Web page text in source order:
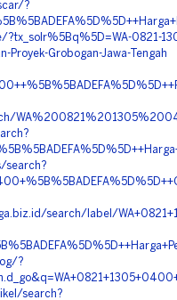
?
?tx_solr%5Bq%5D=WA-0821-
Proyek-Grobogan-Jawa-Tengah
search?
search/label/
?
search?